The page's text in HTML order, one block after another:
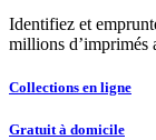
Identifiez et
millions d’imprimés
Collections en ligne
Gratuit à domicile